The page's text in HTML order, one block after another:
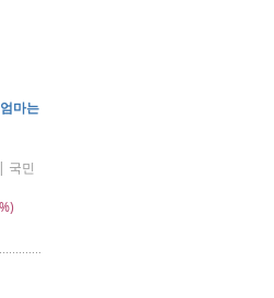
마는
국민